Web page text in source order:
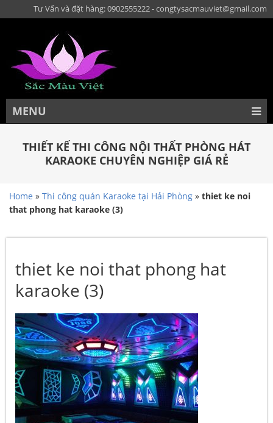
Tư Vấn và đặt hàng: 0902555222 - congtysacmauviet@gmail.com
MENU
THIẾT KẾ THI CÔNG NỘI THẤT PHÒNG HÁT
KARAOKE CHUYÊN NGHIỆP GIÁ RẺ
Home » Thi công quán Karaoke tại Hải Phòng » thiet ke noi
that phong hat karaoke (3)
thiet ke noi that phong hat
karaoke (3)